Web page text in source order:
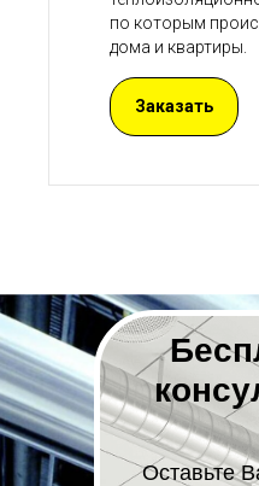
по которым
дома и квартиры.
Заказать
Оставьте